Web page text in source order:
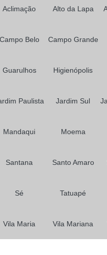
Calvície
de Cabelo Masculino
para Cabelo Feminino
Aclimação Alto da Lapa
Campo Belo Campo Grande
Guarulhos Higienópolis
Paulista Jardim Sul
Mandaqui Moema
Santana Santo Amaro
Sé Tatuapé
Vila Maria Vila Mariana